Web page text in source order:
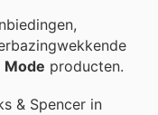
Mode producten.
& Spencer in